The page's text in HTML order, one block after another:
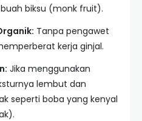
biksu (monk fruit).
Tanpa pengawet
kerja ginjal.
Jika menggunakan
lembut dan
seperti boba yang kenyal